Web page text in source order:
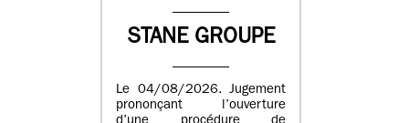
STANE GROUPE
Le 04/08/2026. Jugement
prononçant l’ouverture